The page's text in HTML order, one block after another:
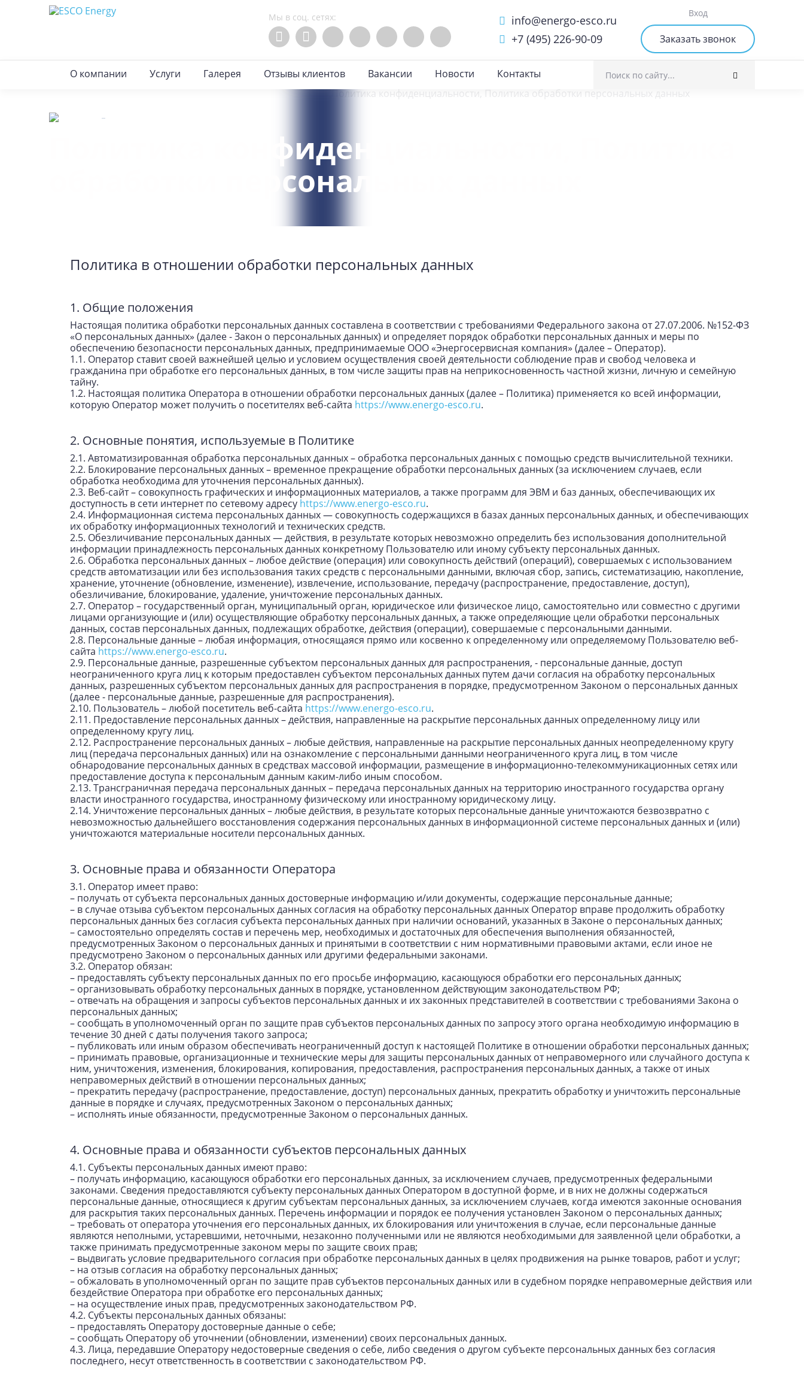
Мы в соц. сетях:
info@energo-esco.ru
+7 (495) 226-90-09
Вход
Заказать звонок
О компании Услуги Галерея Отзывы клиентов Вакансии Новости Контакты
Политика конфиденциальности, Политика
обработки персональных данных
Политика в отношении обработки персональных данных
1. Общие положения
Настоящая политика обработки персональных данных составлена в соответствии с требованиями Федерального закона от 27.07.2006. №152-ФЗ
«О персональных данных» (далее - Закон о персональных данных) и определяет порядок обработки персональных данных и меры по
обеспечению безопасности персональных данных, предпринимаемые ООО «Энергосервисная компания» (далее – Оператор).
1.1. Оператор ставит своей важнейшей целью и условием осуществления своей деятельности соблюдение прав и свобод человека и
гражданина при обработке его персональных данных, в том числе защиты прав на неприкосновенность частной жизни, личную и семейную
тайну.
1.2. Настоящая политика Оператора в отношении обработки персональных данных (далее – Политика) применяется ко всей информации,
которую Оператор может получить о посетителях веб-сайта https://www.energo-esco.ru.
2. Основные понятия, используемые в Политике
2.1. Автоматизированная обработка персональных данных – обработка персональных данных с помощью средств вычислительной техники.
2.2. Блокирование персональных данных – временное прекращение обработки персональных данных (за исключением случаев, если
обработка необходима для уточнения персональных данных).
2.3. Веб-сайт – совокупность графических и информационных материалов, а также программ для ЭВМ и баз данных, обеспечивающих их
доступность в сети интернет по сетевому адресу https://www.energo-esco.ru.
2.4. Информационная система персональных данных — совокупность содержащихся в базах данных персональных данных, и обеспечивающих
их обработку информационных технологий и технических средств.
2.5. Обезличивание персональных данных — действия, в результате которых невозможно определить без использования дополнительной
информации принадлежность персональных данных конкретному Пользователю или иному субъекту персональных данных.
2.6. Обработка персональных данных – любое действие (операция) или совокупность действий (операций), совершаемых с использованием
средств автоматизации или без использования таких средств с персональными данными, включая сбор, запись, систематизацию, накопление,
хранение, уточнение (обновление, изменение), извлечение, использование, передачу (распространение, предоставление, доступ),
обезличивание, блокирование, удаление, уничтожение персональных данных.
2.7. Оператор – государственный орган, муниципальный орган, юридическое или физическое лицо, самостоятельно или совместно с другими
лицами организующие и (или) осуществляющие обработку персональных данных, а также определяющие цели обработки персональных
данных, состав персональных данных, подлежащих обработке, действия (операции), совершаемые с персональными данными.
2.8. Персональные данные – любая информация, относящаяся прямо или косвенно к определенному или определяемому Пользователю веб-
сайта https://www.energo-esco.ru.
2.9. Персональные данные, разрешенные субъектом персональных данных для распространения, - персональные данные, доступ
неограниченного круга лиц к которым предоставлен субъектом персональных данных путем дачи согласия на обработку персональных
данных, разрешенных субъектом персональных данных для распространения в порядке, предусмотренном Законом о персональных данных
(далее - персональные данные, разрешенные для распространения).
2.10. Пользователь – любой посетитель веб-сайта https://www.energo-esco.ru.
2.11. Предоставление персональных данных – действия, направленные на раскрытие персональных данных определенному лицу или
определенному кругу лиц.
2.12. Распространение персональных данных – любые действия, направленные на раскрытие персональных данных неопределенному кругу
лиц (передача персональных данных) или на ознакомление с персональными данными неограниченного круга лиц, в том числе
обнародование персональных данных в средствах массовой информации, размещение в информационно-телекоммуникационных сетях или
предоставление доступа к персональным данным каким-либо иным способом.
2.13. Трансграничная передача персональных данных – передача персональных данных на территорию иностранного государства органу
власти иностранного государства, иностранному физическому или иностранному юридическому лицу.
2.14. Уничтожение персональных данных – любые действия, в результате которых персональные данные уничтожаются безвозвратно с
невозможностью дальнейшего восстановления содержания персональных данных в информационной системе персональных данных и (или)
уничтожаются материальные носители персональных данных.
3. Основные права и обязанности Оператора
3.1. Оператор имеет право:
– получать от субъекта персональных данных достоверные информацию и/или документы, содержащие персональные данные;
– в случае отзыва субъектом персональных данных согласия на обработку персональных данных Оператор вправе продолжить обработку
персональных данных без согласия субъекта персональных данных при наличии оснований, указанных в Законе о персональных данных;
– самостоятельно определять состав и перечень мер, необходимых и достаточных для обеспечения выполнения обязанностей,
предусмотренных Законом о персональных данных и принятыми в соответствии с ним нормативными правовыми актами, если иное не
предусмотрено Законом о персональных данных или другими федеральными законами.
3.2. Оператор обязан:
– предоставлять субъекту персональных данных по его просьбе информацию, касающуюся обработки его персональных данных;
– организовывать обработку персональных данных в порядке, установленном действующим законодательством РФ;
– отвечать на обращения и запросы субъектов персональных данных и их законных представителей в соответствии с требованиями Закона о
персональных данных;
– сообщать в уполномоченный орган по защите прав субъектов персональных данных по запросу этого органа необходимую информацию в
течение 30 дней с даты получения такого запроса;
– публиковать или иным образом обеспечивать неограниченный доступ к настоящей Политике в отношении обработки персональных данных;
– принимать правовые, организационные и технические меры для защиты персональных данных от неправомерного или случайного доступа к
ним, уничтожения, изменения, блокирования, копирования, предоставления, распространения персональных данных, а также от иных
неправомерных действий в отношении персональных данных;
– прекратить передачу (распространение, предоставление, доступ) персональных данных, прекратить обработку и уничтожить персональные
данные в порядке и случаях, предусмотренных Законом о персональных данных;
– исполнять иные обязанности, предусмотренные Законом о персональных данных.
4. Основные права и обязанности субъектов персональных данных
4.1. Субъекты персональных данных имеют право:
– получать информацию, касающуюся обработки его персональных данных, за исключением случаев, предусмотренных федеральными
законами. Сведения предоставляются субъекту персональных данных Оператором в доступной форме, и в них не должны содержаться
персональные данные, относящиеся к другим субъектам персональных данных, за исключением случаев, когда имеются законные основания
для раскрытия таких персональных данных. Перечень информации и порядок ее получения установлен Законом о персональных данных;
– требовать от оператора уточнения его персональных данных, их блокирования или уничтожения в случае, если персональные данные
являются неполными, устаревшими, неточными, незаконно полученными или не являются необходимыми для заявленной цели обработки, а
также принимать предусмотренные законом меры по защите своих прав;
– выдвигать условие предварительного согласия при обработке персональных данных в целях продвижения на рынке товаров, работ и услуг;
– на отзыв согласия на обработку персональных данных;
– обжаловать в уполномоченный орган по защите прав субъектов персональных данных или в судебном порядке неправомерные действия или
бездействие Оператора при обработке его персональных данных;
– на осуществление иных прав, предусмотренных законодательством РФ.
4.2. Субъекты персональных данных обязаны:
– предоставлять Оператору достоверные данные о себе;
– сообщать Оператору об уточнении (обновлении, изменении) своих персональных данных.
4.3. Лица, передавшие Оператору недостоверные сведения о себе, либо сведения о другом субъекте персональных данных без согласия
последнего, несут ответственность в соответствии с законодательством РФ.